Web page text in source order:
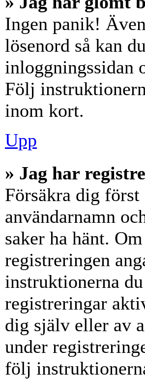
Ingen panik!
lösenord så kan
inloggningssidan
Följ
inom kort.
Upp
» Jag har
Försäkra dig
användarnamn
saker ha hänt.
registreringen
instruktionerna
registreringar
dig själv eller av
under
följ